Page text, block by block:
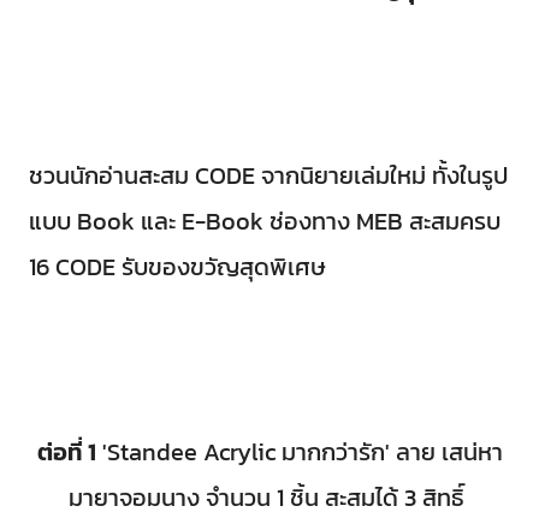
ชวนนักอ่านสะสม CODE จากนิยายเล่มใหม่ ทั้งในรูป
แบบ Book และ E-Book ช่องทาง MEB สะสมครบ
16 CODE รับของขวัญสุดพิเศษ
ต่อที่ 1 'Standee Acrylic มากกว่ารัก' ลาย เสน่หา
มายาจอมนาง จำนวน 1 ชิ้น สะสมได้ 3 สิทธิ์